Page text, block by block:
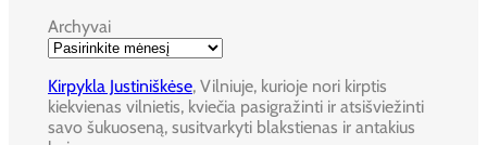
Archyvai
Kirpykla Justiniškėse, Vilniuje, kurioje nori kirptis
kiekvienas vilnietis, kviečia pasigražinti ir atsišviežinti
savo šukuoseną, susitvarkyti blakstienas ir antakius